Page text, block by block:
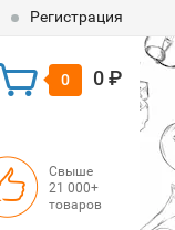
Регистрация
0 0 ₽
Свыше
21 000+
товаров